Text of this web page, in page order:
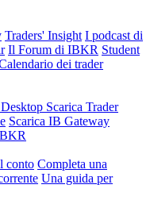
Traders' Insight I podcast di
Il Forum di IBKR Student
dei trader
Scarica Trader
Scarica IB Gateway
conto Completa una
Una guida per